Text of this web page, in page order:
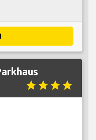
starstarstarstar